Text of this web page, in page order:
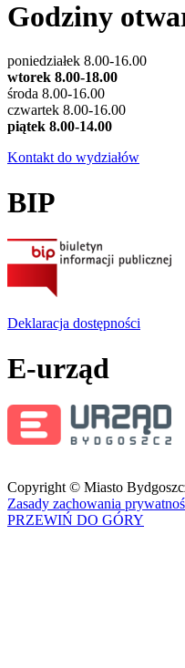
Godziny
poniedziałek 8.00-16.00
wtorek 8.00-18.00
środa 8.00-16.00
czwartek 8.00-16.00
piątek 8.00-14.00
Kontakt do wydziałów
BIP
Deklaracja dostępności
E-urząd
Copyright © Miasto
Zasady zachowania
PRZEWIŃ DO GÓRY